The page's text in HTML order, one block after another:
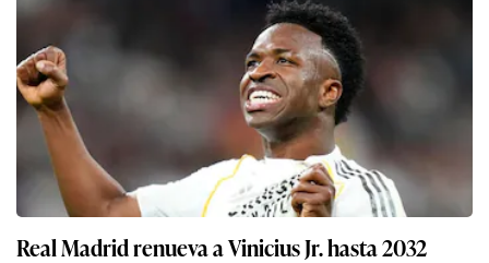
Real Madrid renueva a Vinicius Jr. hasta 2032